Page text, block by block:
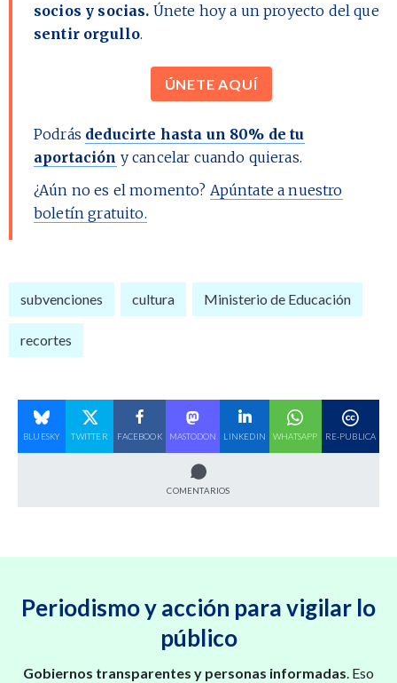
socios y socias. Únete hoy a un proyecto del que
sentir orgullo.
ÚNETE AQUÍ
Podrás deducirte hasta un 80% de tu
aportación y cancelar cuando quieras.
¿Aún no es el momento? Apúntate a nuestro
boletín gratuito.
subvenciones cultura Ministerio de Educación
recortes
BLUESKY TWITTER FACEBOOK MASTODON LINKEDIN WHATSAPP RE-PUBLICA
COMENTARIOS
Periodismo y acción para vigilar lo
público
Gobiernos transparentes y personas informadas. Eso